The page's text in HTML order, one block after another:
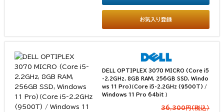
お気入り登録
DELL OPTIPLEX 3070 MICRO (Core i5
-2.2GHz, 8GB RAM, 256GB SSD, Windo
ws 11 Pro)（Core i5-2.2GHz (9500T) /
Windows 11 Pro 64bit ）
36,300円(税込）